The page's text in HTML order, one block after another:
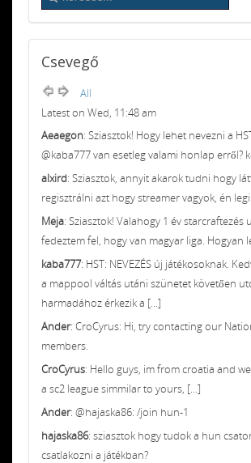
Csevegő
All
Latest on Wed, 11:48 am
Aeaegon: Sziasztok! Hogy lehet nevezni a
@kaba777 van esetleg valami honlap erről?
alxird: Sziasztok, annyit akarok tudni hogy
regisztrálni azt hogy streamer vagyok, én
Meja: Sziasztok! Valahogy 1 év starcraftezés
fedeztem fel, hogy van magyar liga. Hogyan
kaba777: HST: NEVEZÉS új játékosoknak.
a mappool váltás utáni szünetet követően
harmadához érkezik a [...]
Ander: CroCyrus: Hi, try contacting our
members.
CroCyrus: Hello guys, im from croatia and
a sc2 league simmilar to yours, [...]
Ander: @hajaska86: /join hun-1
hajaska86: sziasztok hogy tudok a hun
csatlakozni a játékban?